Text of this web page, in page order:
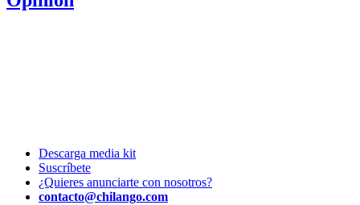
Descarga media kit
Suscríbete
¿Quieres anunciarte con nosotros?
contacto@chilango.com